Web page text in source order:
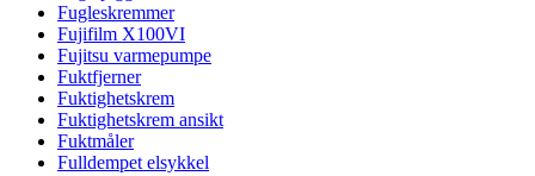
Fugleskremmer
Fujifilm X100VI
Fujitsu varmepumpe
Fuktfjerner
Fuktighetskrem
Fuktighetskrem ansikt
Fuktmåler
Fulldempet elsykkel